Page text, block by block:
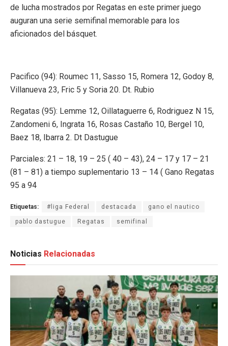
de lucha mostrados por Regatas en este primer juego
auguran una serie semifinal memorable para los
aficionados del básquet.
Pacifico (94): Roumec 11, Sasso 15, Romera 12, Godoy 8,
Villanueva 23, Fric 5 y Soria 20. Dt. Rubio
Regatas (95): Lemme 12, Oillataguerre 6, Rodriguez N 15,
Zandomeni 6, Ingrata 16, Rosas Castaño 10, Bergel 10,
Baez 18, Ibarra 2. Dt Dastugue
Parciales: 21 – 18, 19 – 25 ( 40 – 43), 24 – 17 y 17 – 21
(81 – 81) a tiempo suplementario 13 – 14 ( Gano Regatas
95 a 94
Etiquetas: #liga Federal destacada gano el nautico
pablo dastugue Regatas semifinal
Noticias Relacionadas